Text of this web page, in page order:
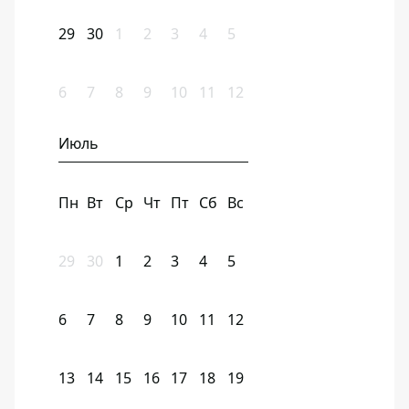
29 30 1 2 3 4 5
6 7 8 9 10 11 12
Июль
Пн Вт Ср Чт Пт Сб Вс
29 30 1 2 3 4 5
6 7 8 9 10 11 12
13 14 15 16 17 18 19